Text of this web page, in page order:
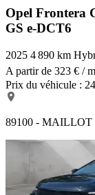
Opel Frontera
GS e-DCT6
2025 4 890 km
A partir de 323 € /
Prix du véhicule :
89100 - MAILLOT